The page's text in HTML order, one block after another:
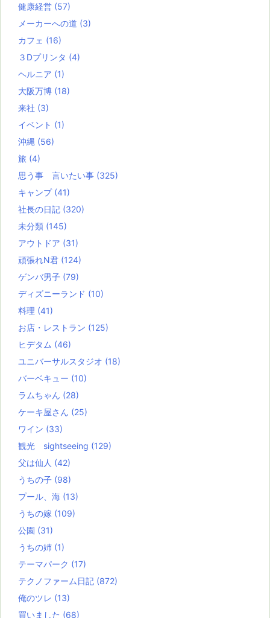
健康経営 (57)
メーカーへの道 (3)
カフェ (16)
３Dプリンタ (4)
ヘルニア (1)
大阪万博 (18)
来社 (3)
イベント (1)
沖縄 (56)
旅 (4)
思う事 言いたい事 (325)
キャンプ (41)
社長の日記 (320)
未分類 (145)
アウトドア (31)
頑張れN君 (124)
ゲンバ男子 (79)
ディズニーランド (10)
料理 (41)
お店・レストラン (125)
ヒデタム (46)
ユニバーサルスタジオ (18)
バーベキュー (10)
ラムちゃん (28)
ケーキ屋さん (25)
ワイン (33)
観光 sightseeing (129)
父は仙人 (42)
うちの子 (98)
プール、海 (13)
うちの嫁 (109)
公園 (31)
うちの姉 (1)
テーマパーク (17)
テクノファーム日記 (872)
俺のツレ (13)
買いました (68)